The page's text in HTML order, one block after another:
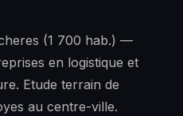
(1 700 hab.) —
en logistique et
Etude terrain de
au centre-ville.